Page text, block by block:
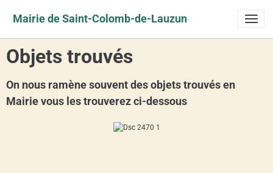
Mairie de Saint-Colomb-de-Lauzun
Objets trouvés
On nous ramène souvent des objets trouvés en
Mairie vous les trouverez ci-dessous